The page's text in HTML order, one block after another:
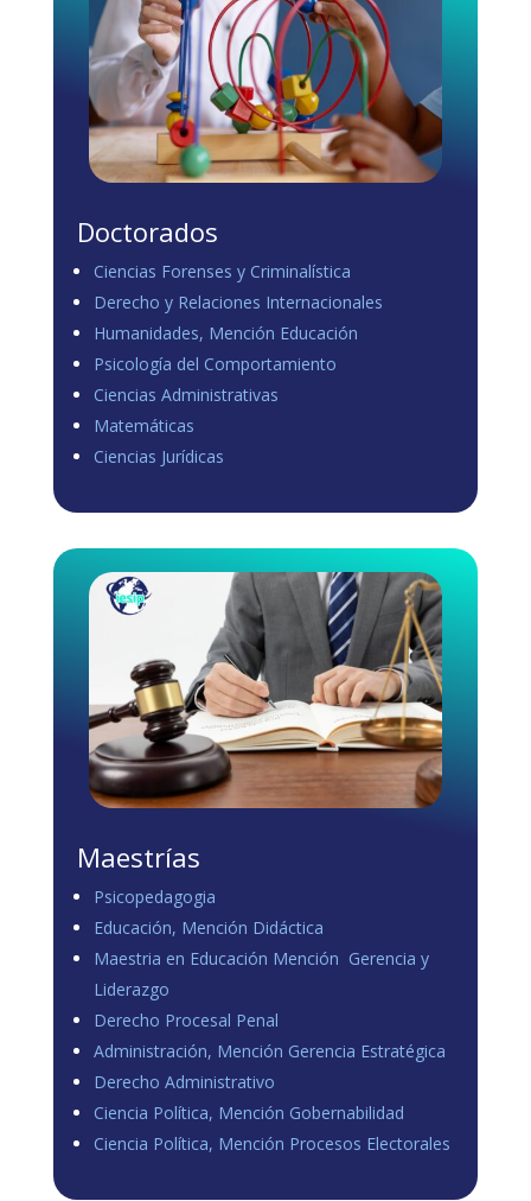
Load more
Doctorados
Ciencias Forenses y Criminalística
Derecho y Relaciones Internacionales
Humanidades, Mención Educación
Psicología del Comportamiento
Ciencias Administrativas
Matemáticas
Ciencias Jurídicas
Maestrías
Psicopedagogia
Educación, Mención Didáctica
Maestria en Educación Mención Gerencia y
Liderazgo
Derecho Procesal Penal
Administración, Mención Gerencia Estratégica
Derecho Administrativo
Ciencia Política, Mención Gobernabilidad
Ciencia Política, Mención Procesos Electorales